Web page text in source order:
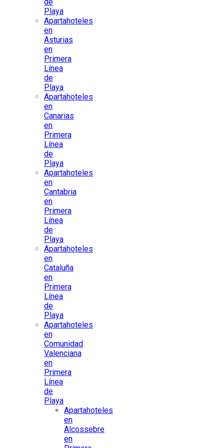
Playa
Apartahoteles
en
Asturias
en
Primera
Línea
de
Playa
Apartahoteles
en
Canarias
en
Primera
Línea
de
Playa
Apartahoteles
en
Cantabria
en
Primera
Línea
de
Playa
Apartahoteles
en
Cataluña
en
Primera
Línea
de
Playa
Apartahoteles
en
Comunidad
Valenciana
en
Primera
Línea
de
Playa
Apartahoteles
en
Alcossebre
en